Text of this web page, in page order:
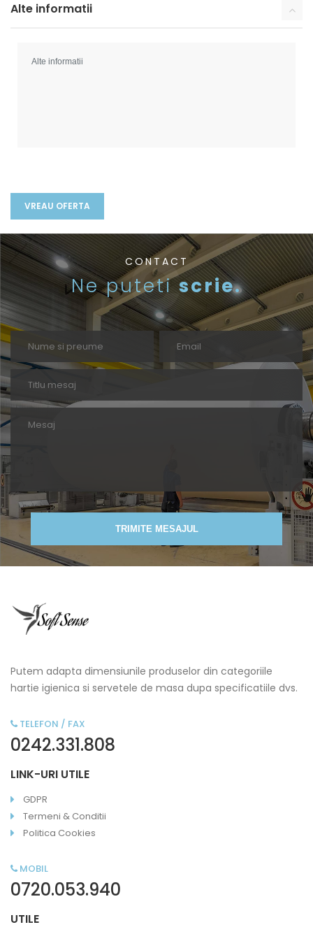
Alte informatii
CONTACT
Ne putetiscrie.
TRIMITE MESAJUL
Putem adapta dimensiunile produselor din categoriile
hartie igienica si servetele de masa dupa specificatiile dvs.
TELEFON / FAX
0242.331.808
LINK-URI UTILE
GDPR
Termeni & Conditii
Politica Cookies
MOBIL
0720.053.940
UTILE